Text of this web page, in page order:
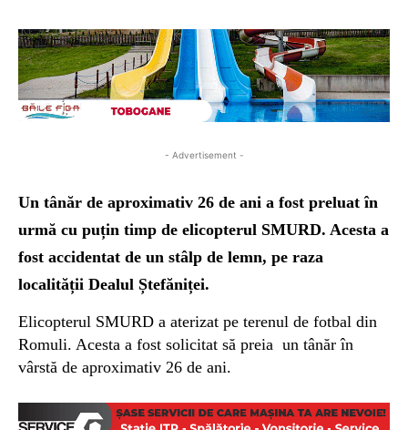
- Advertisement -
Un tânăr de aproximativ 26 de ani a fost preluat în
urmă cu puțin timp de elicopterul SMURD. Acesta a
fost accidentat de un stâlp de lemn, pe raza
localității Dealul Ștefăniței.
Elicopterul SMURD a aterizat pe terenul de fotbal din
Romuli. Acesta a fost solicitat să preia un tânăr în
vârstă de aproximativ 26 de ani.